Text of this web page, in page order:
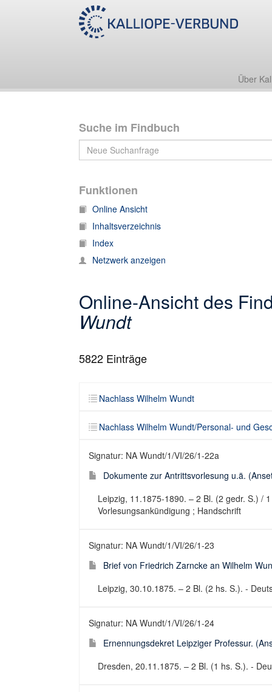
Über
Suche im Findbuch
Funktionen
Online Ansicht
Inhaltsverzeichnis
Index
Netzwerk anzeigen
Online-Ansicht des
Wundt
5822 Einträge
Nachlass Wilhelm Wundt
Nachlass Wilhelm Wundt/Personal- und
Nachlass Wilhelm Wundt
Nachlass Wilhelm Wundt/Personal- und
Signatur: NA Wundt/1/VI/26/1-22a
Dokumente zur Antrittsvorlesung u.ä.
Leipzig, 11.1875-1890. – 2 Bl. (2 gedr. S.) /
Vorlesungsankündigung ; Handschrift
Signatur: NA Wundt/1/VI/26/1-23
Brief von Friedrich Zarncke an Wilhelm
Leipzig, 30.10.1875. – 2 Bl. (2 hs. S.). -
Signatur: NA Wundt/1/VI/26/1-24
Ernennungsdekret Leipziger Professur.
Dresden, 20.11.1875. – 2 Bl. (1 hs. S.). -